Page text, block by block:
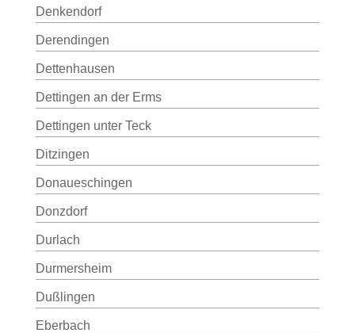
Denkendorf
Derendingen
Dettenhausen
Dettingen an der Erms
Dettingen unter Teck
Ditzingen
Donaueschingen
Donzdorf
Durlach
Durmersheim
Dußlingen
Eberbach